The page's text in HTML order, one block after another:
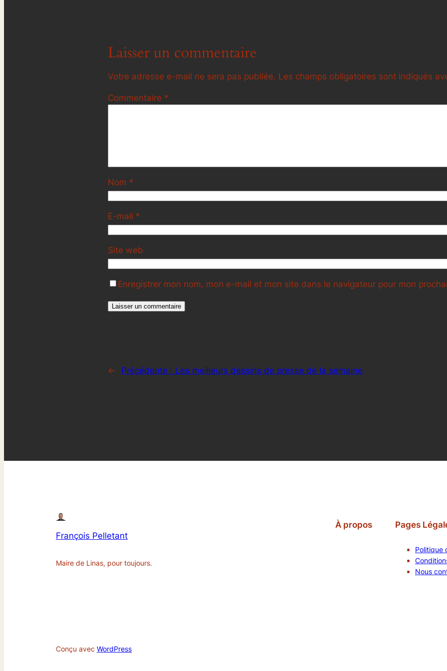
Laisser un commentaire
Votre adresse e-mail ne sera pas publiée. Les champs obligatoires sont indiqués
Commentaire *
Nom *
E-mail *
Site web
Enregistrer mon nom, mon e-mail et mon site dans le navigateur pour mon
← Précédente : Les meilleurs dessins de presse de la semaine
François Pelletant
Maire de Linas, pour toujours.
À propos Pages
Politique
Nous
Conçu avec WordPress